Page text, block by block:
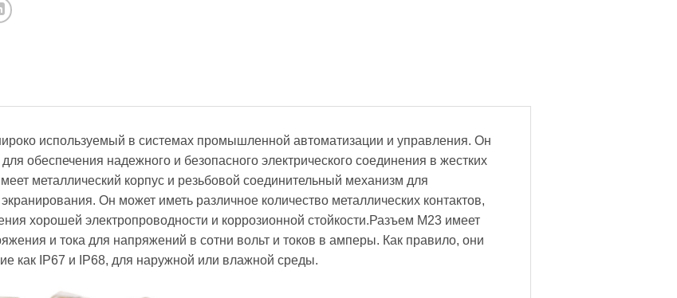
используемый в системах промышленной автоматизации и управления. Он
обеспечения надежного и безопасного электрического соединения в жестких
металлический корпус и резьбовой соединительный механизм для
Он может иметь различное количество металлических контактов,
хорошей электропроводности и коррозионной стойкости.Разъем M23 имеет
и тока для напряжений в сотни вольт и токов в амперы. Как правило, они
как IP67 и IP68, для наружной или влажной среды.